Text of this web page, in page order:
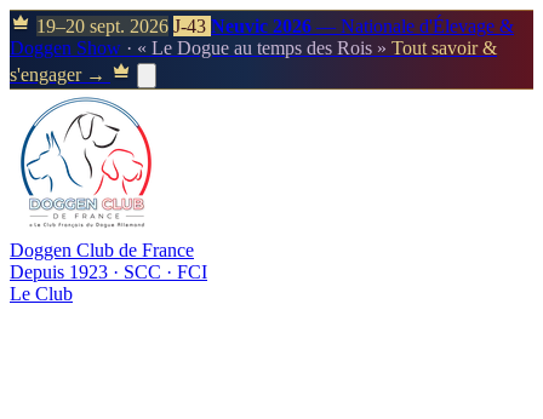
19–20 sept. 2026 J-43 Neuvic 2026 — Nationale d'Élevage &
Doggen Show · « Le Dogue au temps des Rois » Tout savoir &
s'engager →
Doggen Club de France
Depuis 1923 · SCC · FCI
Le Club